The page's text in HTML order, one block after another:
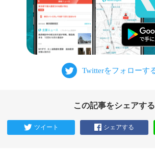
この記事をシェアする
ツイート シェアする